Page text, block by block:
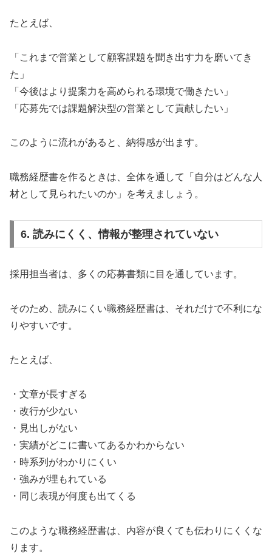
たとえば、
「これまで営業として顧客課題を聞き出す力を磨いてき
た」
「今後はより提案力を高められる環境で働きたい」
「応募先では課題解決型の営業として貢献したい」
このように流れがあると、納得感が出ます。
職務経歴書を作るときは、全体を通して「自分はどんな人
材として見られたいのか」を考えましょう。
6. 読みにくく、情報が整理されていない
採用担当者は、多くの応募書類に目を通しています。
そのため、読みにくい職務経歴書は、それだけで不利にな
りやすいです。
たとえば、
・文章が長すぎる
・改行が少ない
・見出しがない
・実績がどこに書いてあるかわからない
・時系列がわかりにくい
・強みが埋もれている
・同じ表現が何度も出てくる
このような職務経歴書は、内容が良くても伝わりにくくな
ります。